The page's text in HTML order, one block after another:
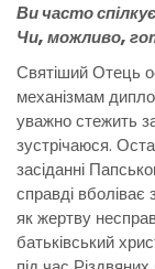
Ви часто
Чи, можливо,
Святіший Отець
механізмам
уважно стежить
зустрічаюся.
засіданні
справді
як жертву
батьківський